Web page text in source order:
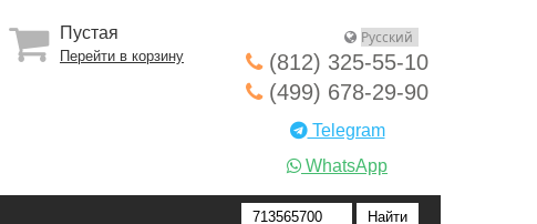
Пустая
Перейти в корзину
(812) 325-55-10
(499) 678-29-90
Telegram
WhatsApp